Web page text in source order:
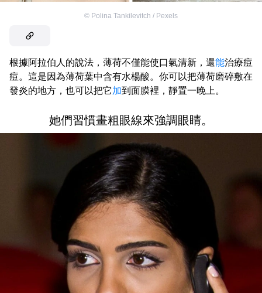
© Polina Tankilevitch / Pexels
根據阿拉伯人的說法，薄荷不僅能使口氣清新，還能治療痘
痘。這是因為薄荷葉中含有水楊酸。你可以把薄荷磨碎敷在
發炎的地方，也可以把它加到面膜裡，靜置一晚上。
她們習慣畫粗眼線來強調眼睛。